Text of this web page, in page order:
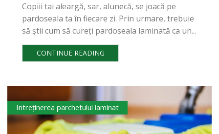
Copiii tai aleargă, sar, alunecă, se joacă pe
pardoseala ta în fiecare zi. Prin urmare, trebuie
să știi cum să cureți pardoseala laminată ca un...
CONTINUE READING
Intreţinerea parchetului laminat